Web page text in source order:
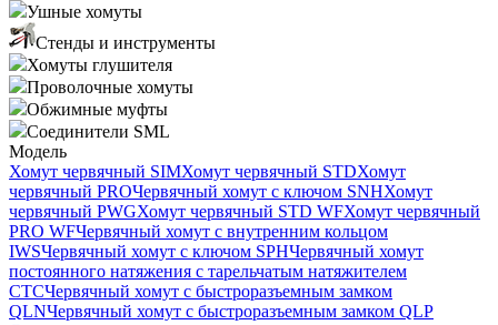
Ушные хомуты
Стенды и инструменты
Хомуты глушителя
Проволочные хомуты
Обжимные муфты
Соединители SML
Модель
Хомут червячный SIMХомут червячный STDХомут
червячный PROЧервячный хомут с ключом SNHХомут
червячный PWGХомут червячный STD WFХомут червячный
PRO WFЧервячный хомут с внутренним кольцом
IWSЧервячный хомут с ключом SPHЧервячный хомут
постоянного натяжения с тарельчатым натяжителем
CTCЧервячный хомут с быстроразъемным замком
QLNЧервячный хомут с быстроразъемным замком QLP